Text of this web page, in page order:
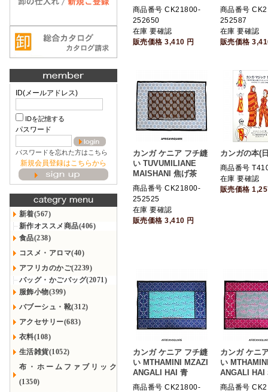
ID(メールアドレス)
IDを記憶する
パスワード
パスワードを忘れた方はこちら
新規会員登録はこちらから
新着(567)
新作オススメ商品(406)
食品(238)
コスメ・アロマ(40)
アフリカのかご(2239)
バッグ・かごバッグ(2071)
服飾小物(399)
バブーシュ・靴(312)
アクセサリー(683)
衣料(108)
生活雑貨(1052)
布・ホームファブリック
(1350)
商品番号 CK21800-
252650
在庫 要確認
販売価格3,410 円
商品番号
252587
在庫 要確認
販売価格
カンガ ケニア フチ縫
い TUVUMILIANE
MAISHANI 焦げ茶
商品番号 CK21800-
252525
在庫 要確認
販売価格3,410 円
カンガの本(
商品番号
在庫 要確認
販売価格
カンガ ケニア フチ縫
い MTHAMINI MZAZI
ANGALI HAI 青
商品番号 CK21800-
カンガ ケニ
い
ANGALI HAI
商品番号